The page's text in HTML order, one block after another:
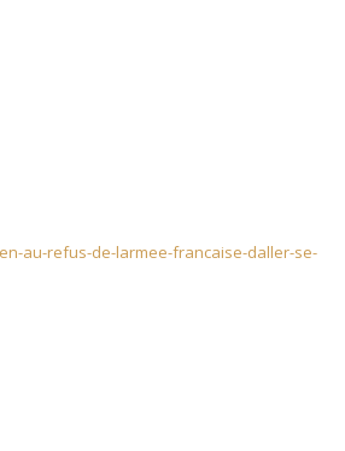
au-refus-de-larmee-francaise-daller-se-